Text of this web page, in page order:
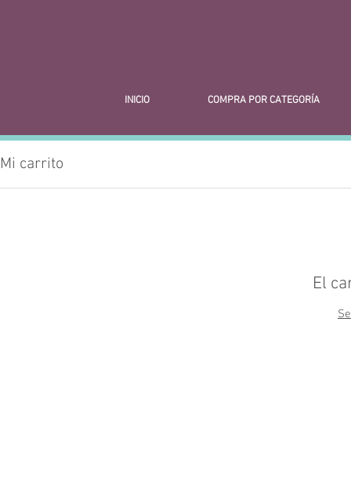
INICIO COMPRA POR CATEGORÍA
Mi carrito
El